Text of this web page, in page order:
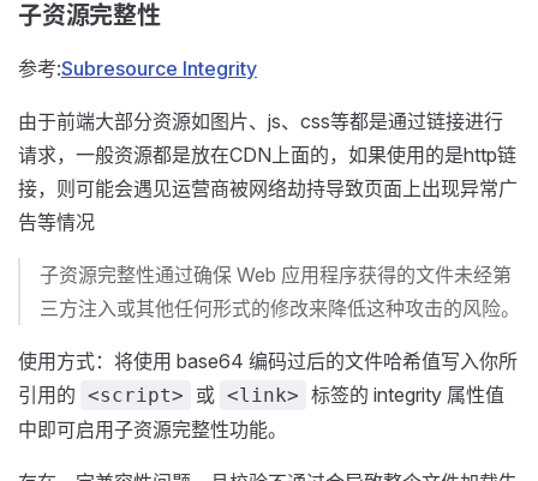
子资源完整性
参考:Subresource Integrity
由于前端大部分资源如图片、js、css等都是通过链接进行
请求，一般资源都是放在CDN上面的，如果使用的是http链
接，则可能会遇见运营商被网络劫持导致页面上出现异常广
告等情况
子资源完整性通过确保 Web 应用程序获得的文件未经第
三方注入或其他任何形式的修改来降低这种攻击的风险。
使用方式：将使用 base64 编码过后的文件哈希值写入你所
引用的 <script> 或 <link> 标签的 integrity 属性值
中即可启用子资源完整性功能。